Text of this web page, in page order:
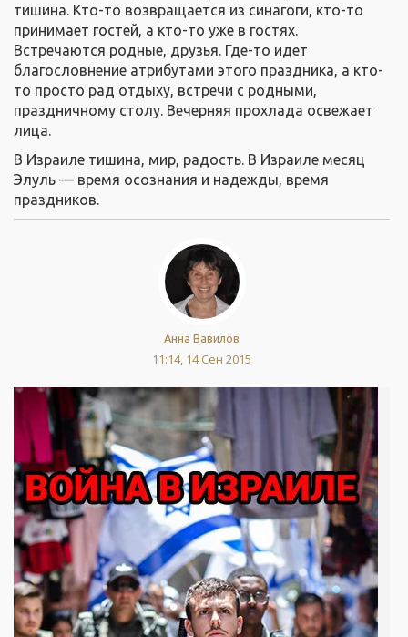
тишина. Кто-то возвращается из синагоги, кто-то
принимает гостей, а кто-то уже в гостях.
Встречаются родные, друзья. Где-то идет
благословнение атрибутами этого праздника, а кто-
то просто рад отдыху, встречи с родными,
праздничному столу. Вечерняя прохлада освежает
лица.
В Израиле тишина, мир, радость. В Израиле месяц
Элуль — время осознания и надежды, время
праздников.
Анна Вавилов
11:14, 14 Сен 2015